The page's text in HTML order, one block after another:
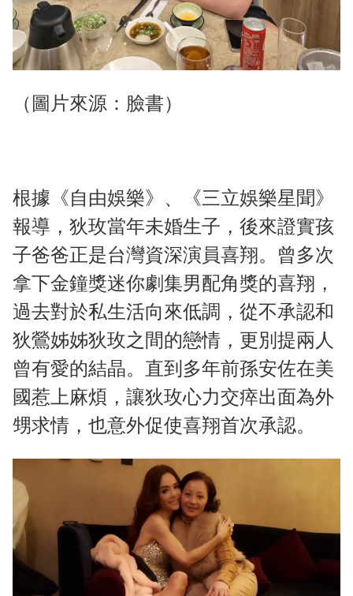
（圖片來源：臉書）
根據《自由娛樂》、《三立娛樂星聞》
報導，狄玫當年未婚生子，後來證實孩
子爸爸正是台灣資深演員喜翔。曾多次
拿下金鐘獎迷你劇集男配角獎的喜翔，
過去對於私生活向來低調，從不承認和
狄鶯姊姊狄玫之間的戀情，更別提兩人
曾有愛的結晶。直到多年前孫安佐在美
國惹上麻煩，讓狄玫心力交瘁出面為外
甥求情，也意外促使喜翔首次承認。